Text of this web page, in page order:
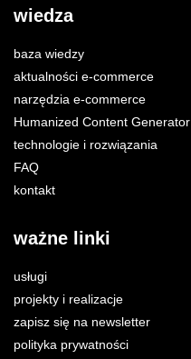
wiedza
baza wiedzy
aktualności e-commerce
narzędzia e-commerce
Humanized Content Generator
technologie i rozwiązania
FAQ
kontakt
ważne linki
usługi
projekty i realizacje
zapisz się na newsletter
polityka prywatności